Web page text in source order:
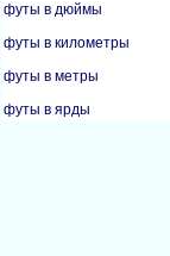
футы в дюймы
футы в километры
футы в метры
футы в ярды